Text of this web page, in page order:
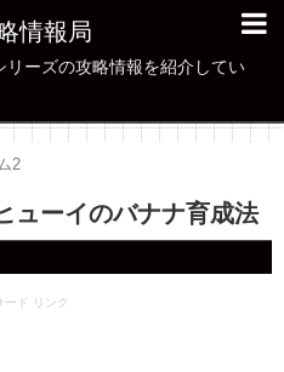
情報局
ーズの攻略情報を紹介してい
2
ューイのバナナ育成法
ード リンク